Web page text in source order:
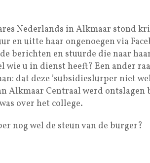
Nederlands in Alkmaar stond
en uitte haar ongenoegen via
berichten en stuurde die naar
wie u in dienst heeft? Een ander
dat deze ’subsidieslurper niet
Alkmaar Centraal werd ontslagen
over het college.
nog wel de steun van de burger?